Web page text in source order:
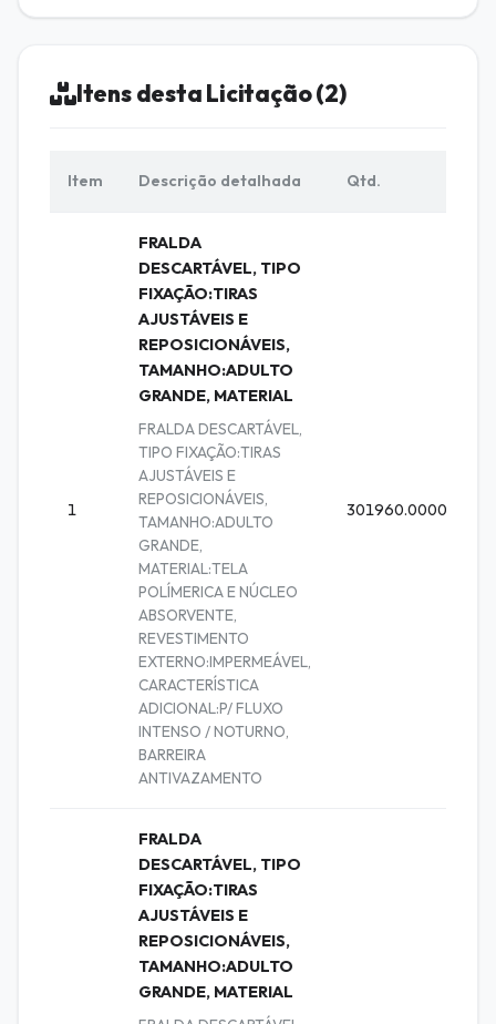
Itens desta Licitação (2)
Item Descrição detalhada Qtd.
1
FRALDA
DESCARTÁVEL, TIPO
FIXAÇÃO:TIRAS
AJUSTÁVEIS E
REPOSICIONÁVEIS,
TAMANHO:ADULTO
GRANDE, MATERIAL
FRALDA DESCARTÁVEL,
TIPO FIXAÇÃO:TIRAS
AJUSTÁVEIS E
REPOSICIONÁVEIS,
TAMANHO:ADULTO
GRANDE,
MATERIAL:TELA
POLÍMERICA E NÚCLEO
ABSORVENTE,
REVESTIMENTO
EXTERNO:IMPERMEÁVEL,
CARACTERÍSTICA
ADICIONAL:P/ FLUXO
INTENSO / NOTURNO,
BARREIRA
ANTIVAZAMENTO
301960.0000
FRALDA
DESCARTÁVEL, TIPO
FIXAÇÃO:TIRAS
AJUSTÁVEIS E
REPOSICIONÁVEIS,
TAMANHO:ADULTO
GRANDE, MATERIAL